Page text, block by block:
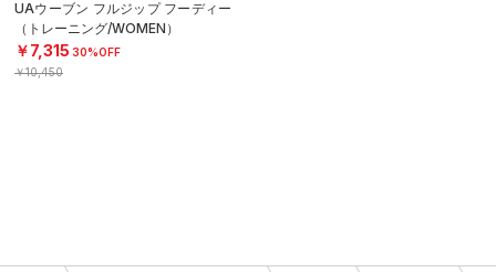
UAウーブン フルジップ フーディー
（トレーニング/WOMEN）
￥7,315 30%OFF
￥10,450